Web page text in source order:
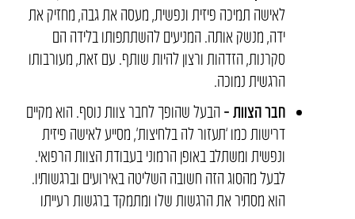
לאישה תמיכה פיזית ונפשית, מעסה את גבה, מחזיק את
ידה, מנשק אותה. המניעים להשתתפותו בלידה הם
סקרנות, הזדהות ורצון להיות שותף. עם זאת, מעורבותו
הרגשית נמוכה.
חבר הצוות – הבעל שהופך לחבר צוות נוסף. הוא מקיים
דרישות כמו ‘תעזור לה בלחיצות’, מסייע לאישה פיזית
ונפשית ומשתלב באופן הרמוני בעבודת הצוות הרפואי.
לבעל מהסוג הזה חשובה השליטה באירועים וברגשותיו.
הוא מסתיר את הרגשות שלו ומתמקד ברגשות רעייתו